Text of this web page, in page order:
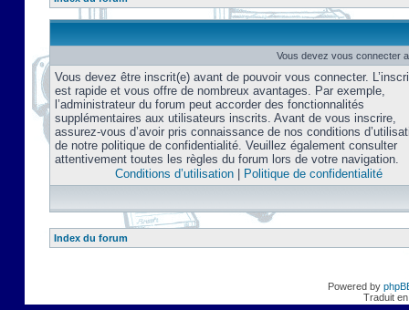
Vous devez vous connecter
Vous devez être inscrit(e) avant de pouvoir vous connecter.
est rapide et vous offre de nombreux avantages. Par exemple,
l’administrateur du forum peut accorder des fonctionnalités
supplémentaires aux utilisateurs inscrits. Avant de vous inscrire,
assurez-vous d’avoir pris connaissance de nos conditions
de notre politique de confidentialité. Veuillez également consulter
attentivement toutes les règles du forum lors de votre navigation.
Conditions d’utilisation| Politique de confidentialité
Index du forum
Powered by
Traduit